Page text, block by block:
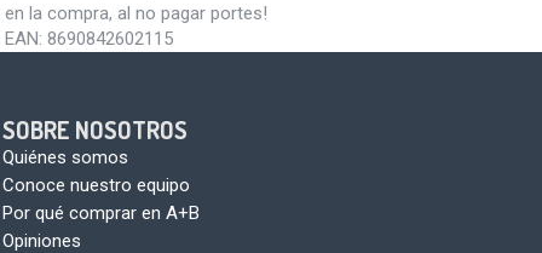
en la compra, al no pagar portes!
EAN: 8690842602115
SOBRE NOSOTROS
Quiénes somos
Conoce nuestro equipo
Por qué comprar en A+B
Opiniones